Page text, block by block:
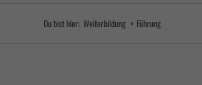
Du bist hier: Weiterbildung Führung